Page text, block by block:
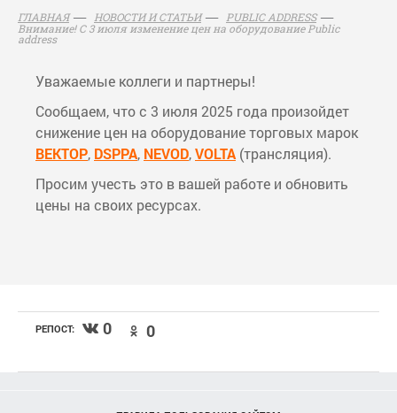
ГЛАВНАЯ НОВОСТИ И СТАТЬИ
PUBLIC ADDRESS
Внимание! С 3 июля изменение цен на оборудование Public
address
Уважаемые коллеги и партнеры!
Сообщаем, что с 3 июля 2025 года произойдет
снижение цен на оборудование торговых марок
ВЕКТОР, DSPPA, NEVOD,VOLTA (трансляция).
Просим учесть это в вашей работе и обновить
цены на своих ресурсах.
РЕПОСТ: 0 0